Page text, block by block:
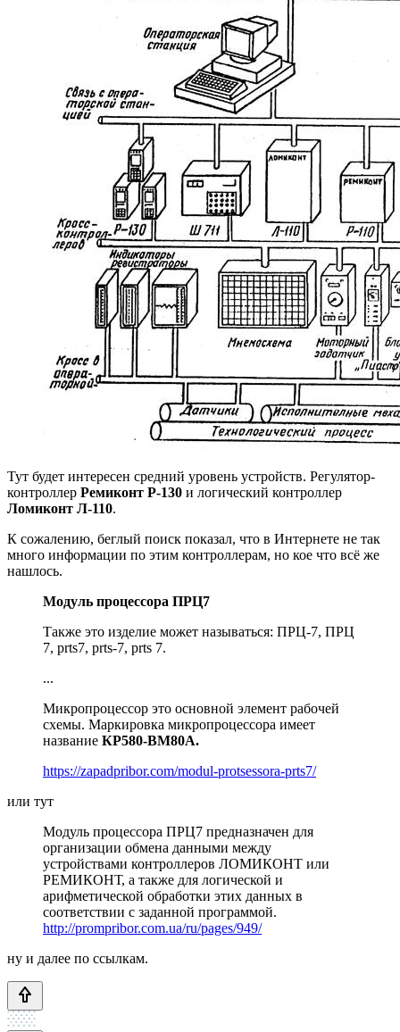
Тут будет интересен средний уровень устройств. Регулятор-
контроллер Ремиконт Р-130 и логический контроллер
Ломиконт Л-110.
К сожалению, беглый поиск показал, что в Интернете не так
много информации по этим контроллерам, но кое что всё же
нашлось.
Модуль процессора ПРЦ7
Также это изделие может называться: ПРЦ-7, ПРЦ
7, prts7, prts-7, prts 7.
...
Микропроцессор это основной элемент рабочей
схемы. Маркировка микропроцессора имеет
название КР580-ВМ80А.
https://zapadpribor.com/modul-protsessora-prts7/
или тут
Модуль процессора ПРЦ7 предназначен для
организации обмена данными между
устройствами контроллеров ЛОМИКОНТ или
РЕМИКОНТ, а также для логической и
арифметической обработки этих данных в
соответствии с заданной программой.
http://prompribor.com.ua/ru/pages/949/
ну и далее по ссылкам.